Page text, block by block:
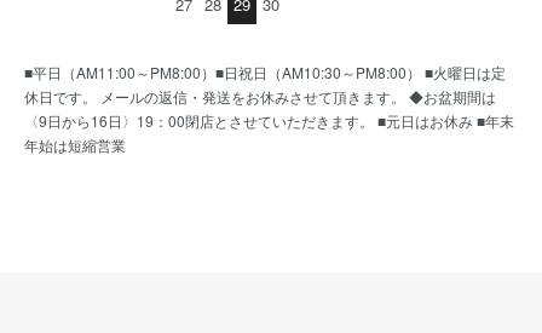
■平日（AM11:00～PM8:00）■日祝日（AM10:30～PM8:00） ■火曜日は定
休日です。 メールの返信・発送をお休みさせて頂きます。 ◆お盆期間は
〈9日から16日〉19：00閉店とさせていただきます。 ■元日はお休み ■年末
年始は短縮営業